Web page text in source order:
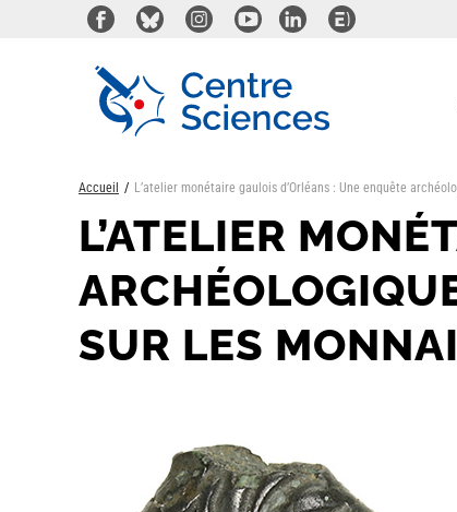
Accueil L’atelier monétaire gaulois d’Orléans : Une enquête
L’ATELIER
SUR LES